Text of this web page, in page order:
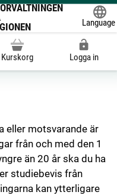
Language
Kurskorg Logga in
eller motsvarande är
från och med den 1
än 20 år ska du ha
studiebevis från
kan ytterligare